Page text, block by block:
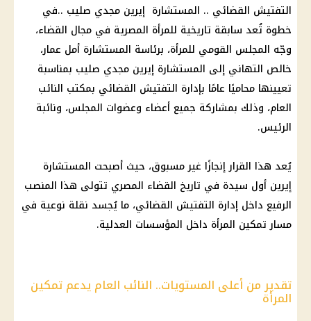
التفتيش القضائي .. المستشارة إيرين مجدي صليب ..في
خطوة تُعد سابقة تاريخية للمرأة المصرية في مجال القضاء،
وجّه المجلس القومي للمرأة، برئاسة المستشارة أمل عمار،
خالص التهاني إلى المستشارة إيرين مجدي صليب بمناسبة
تعيينها محاميًا عامًا بإدارة التفتيش القضائي بمكتب النائب
العام، وذلك بمشاركة جميع أعضاء وعضوات المجلس، ونائبة
الرئيس.
يُعد هذا القرارإنجازًا غير مسبوق، حيث أصبحت المستشارة
إيرين أول سيدة في تاريخ القضاء المصري تتولى هذا المنصب
الرفيع داخل إدارة التفتيش القضائي، ما يُجسد نقلة نوعية في
مسار تمكين المرأة داخل المؤسسات العدلية.
تقدير من أعلى المستويات.. النائب العام يدعم تمكين
المرأة